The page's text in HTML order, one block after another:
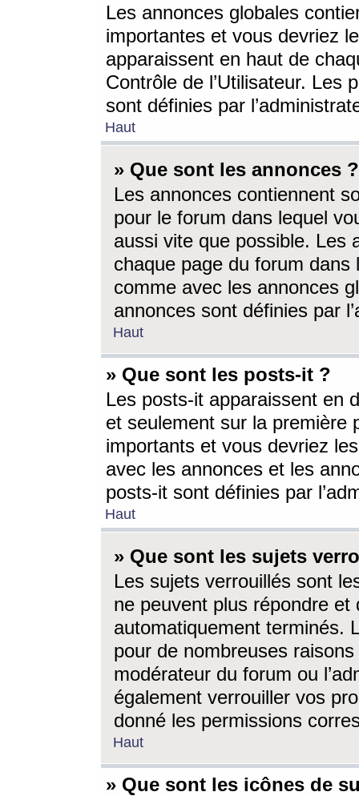
Les annonces globales
importantes et vous devriez
apparaissent en haut de
Contrôle de l’Utilisateur. Les
sont définies par
Haut
» Que sont les annonces ?
Les annonces contiennent
pour le forum dans lequel
aussi vite que possible. Les
chaque page du forum dans
comme avec les annonces
annonces sont définies par
Haut
» Que sont les posts-it ?
Les posts-it apparaissent en
et seulement sur la première
importants et vous devriez
avec les annonces et les
posts-it sont définies par
Haut
» Que sont les sujets
Les sujets verrouillés sont
ne peuvent plus répondre
automatiquement terminés.
pour de nombreuses
modérateur du forum ou
également verrouiller vos
donné les permissions
Haut
» Que sont les icônes de